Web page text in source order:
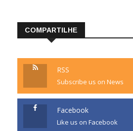
COMPARTILHE
RSS
Subscribe us on News
Facebook
Like us on Facebook